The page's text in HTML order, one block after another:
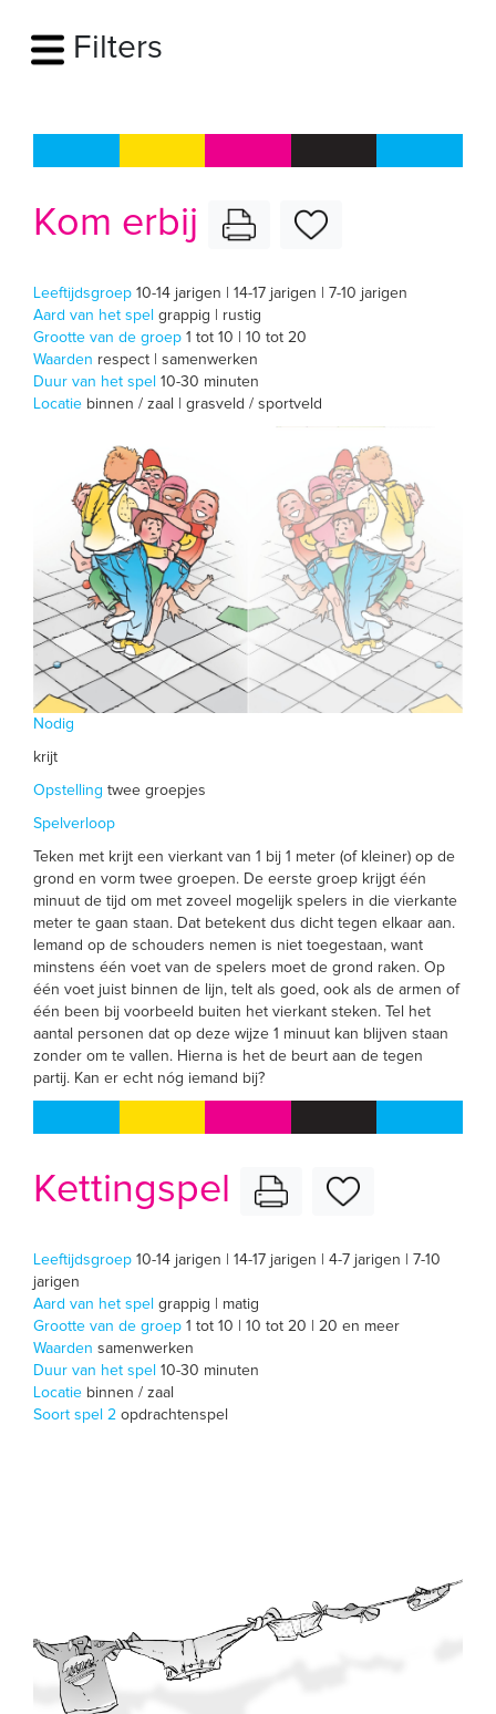
Filters
Kom erbij
Leeftijdsgroep 10-14 jarigen | 14-17 jarigen | 7-10 jarigen
Aard van het spel grappig | rustig
Grootte van de groep 1 tot 10 | 10 tot 20
Waarden respect | samenwerken
Duur van het spel 10-30 minuten
Locatie binnen / zaal | grasveld / sportveld
Nodig
krijt
Opstelling twee groepjes
Spelverloop
Teken met krijt een vierkant van 1 bij 1 meter (of kleiner) op de
grond en vorm twee groepen. De eerste groep krijgt één
minuut de tijd om met zoveel mogelijk spelers in die vierkante
meter te gaan staan. Dat betekent dus dicht tegen elkaar aan.
Iemand op de schouders nemen is niet toegestaan, want
minstens één voet van de spelers moet de grond raken. Op
één voet juist binnen de lijn, telt als goed, ook als de armen of
één been bij voorbeeld buiten het vierkant steken. Tel het
aantal personen dat op deze wijze 1 minuut kan blijven staan
zonder om te vallen. Hierna is het de beurt aan de tegen
partij. Kan er echt nóg iemand bij?
Kettingspel
Leeftijdsgroep 10-14 jarigen | 14-17 jarigen | 4-7 jarigen | 7-10
jarigen
Aard van het spel grappig | matig
Grootte van de groep 1 tot 10 | 10 tot 20 | 20 en meer
Waarden samenwerken
Duur van het spel 10-30 minuten
Locatie binnen / zaal
Soort spel 2 opdrachtenspel